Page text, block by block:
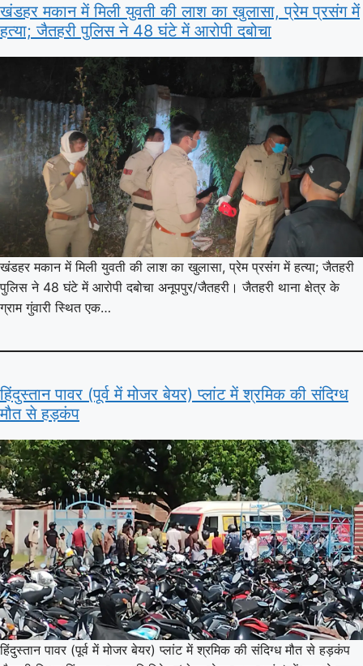
खंडहर मकान में मिली युवती की लाश का खुलासा, प्रेम प्रसंग में
हत्या; जैतहरी पुलिस ने 48 घंटे में आरोपी दबोचा
खंडहर मकान में मिली युवती की लाश का खुलासा, प्रेम प्रसंग में हत्या; जैतहरी
पुलिस ने 48 घंटे में आरोपी दबोचा अनूपपुर/जैतहरी। जैतहरी थाना क्षेत्र के
ग्राम गुंवारी स्थित एक…
हिंदुस्तान पावर (पूर्व में मोजर बेयर) प्लांट में श्रमिक की संदिग्ध
मौत से हड़कंप
हिंदुस्तान पावर (पूर्व में मोजर बेयर) प्लांट में श्रमिक की संदिग्ध मौत से हड़कंप